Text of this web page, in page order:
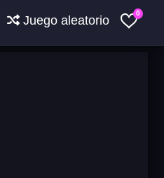
0
Juego aleatorio